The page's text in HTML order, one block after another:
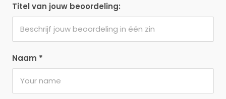
Naam *
Titel van jouw beoordeling: